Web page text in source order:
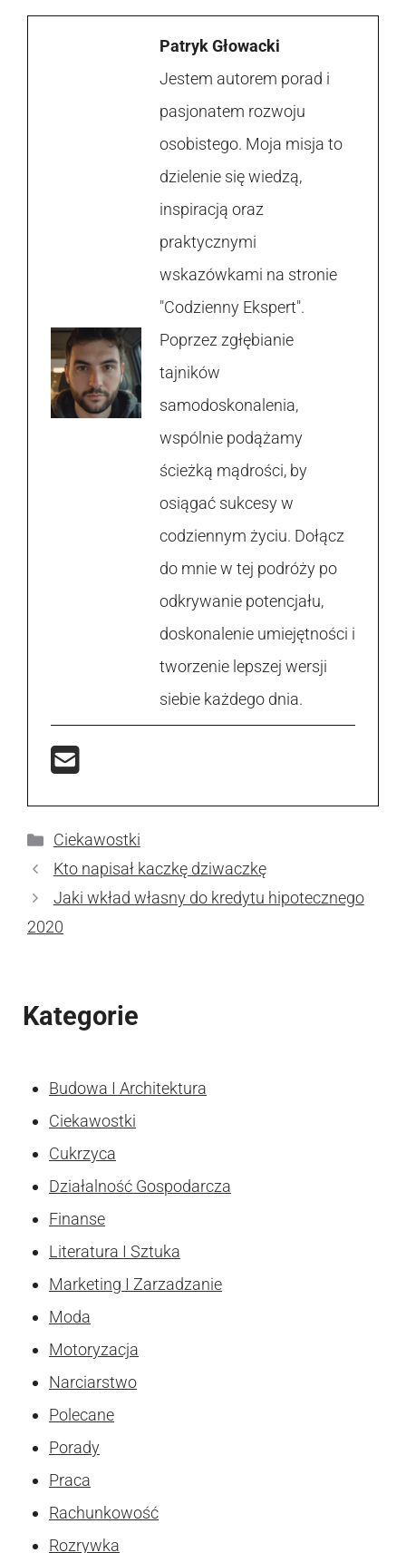
Patryk Głowacki
Jestem autorem porad i
pasjonatem rozwoju
osobistego. Moja misja to
dzielenie się wiedzą,
inspiracją oraz
praktycznymi
wskazówkami na stronie
"Codzienny Ekspert".
Poprzez zgłębianie
tajników
samodoskonalenia,
wspólnie podążamy
ścieżką mądrości, by
osiągać sukcesy w
codziennym życiu. Dołącz
do mnie w tej podróży po
odkrywanie potencjału,
doskonalenie umiejętności i
tworzenie lepszej wersji
siebie każdego dnia.
Kategorie
Ciekawostki
Kto napisał kaczkę dziwaczkę
Jaki wkład własny do kredytu hipotecznego
2020
Kategorie
Budowa I Architektura
Ciekawostki
Cukrzyca
Działalność Gospodarcza
Finanse
Literatura I Sztuka
Marketing I Zarzadzanie
Moda
Motoryzacja
Narciarstwo
Polecane
Porady
Praca
Rachunkowość
Rozrywka